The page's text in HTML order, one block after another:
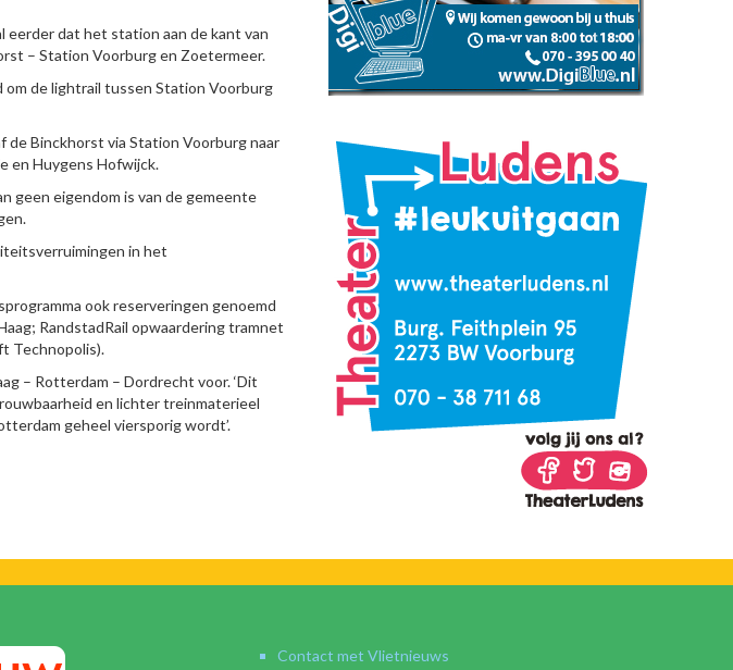
dat het station aan de kant van
– Station Voorburg en Zoetermeer.
de lightrail tussen Station Voorburg
Binckhorst via Station Voorburg naar
en Huygens Hofwijck.
geen eigendom is van de gemeente
in het
ook reserveringen genoemd
RandstadRail opwaardering tramnet
Technopolis).
– Rotterdam – Dordrecht voor. ‘Dit
en lichter treinmaterieel
geheel viersporig wordt’.
Contact met Vlietnieuws